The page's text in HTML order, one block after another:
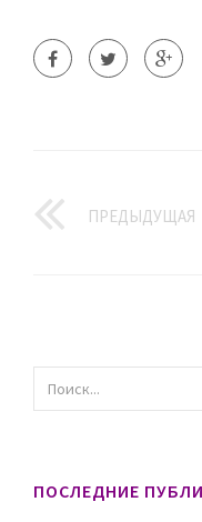
ПРЕДЫДУЩАЯ
ПОСЛЕДНИЕ